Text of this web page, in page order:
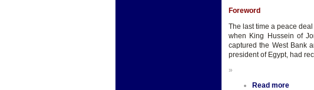
Foreword
The last time a peace
when King Hussein of
captured the West Bank
president of Egypt, had
»
Read more